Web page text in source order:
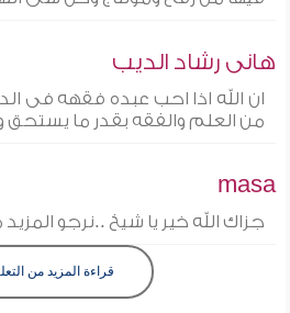
هانى رشاد الديب
ان الله اذا احب عبده فقهه فى
من العلم والفقه بقدر ما يستحق
masa
جزاك الله خير يا شيخ ..نرجو المزيد
قراءة المزيد من